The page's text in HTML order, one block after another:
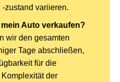
zustand variieren.
Auto verkaufen?
wir den gesamten
Tage abschließen,
für die
der